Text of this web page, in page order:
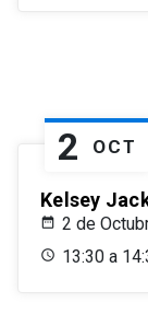
2 OCT
Kelsey
2 de
13:30 a